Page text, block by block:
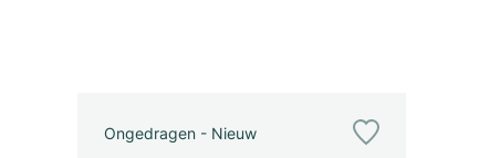
Ongedragen - Nieuw